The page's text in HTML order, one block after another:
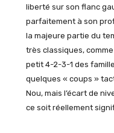
liberté sur son flanc
parfaitement à son
la majeure partie du
très classiques,
petit 4-2-3-1 des
quelques « coups »
Nou, mais l’écart de
ce soit réellement